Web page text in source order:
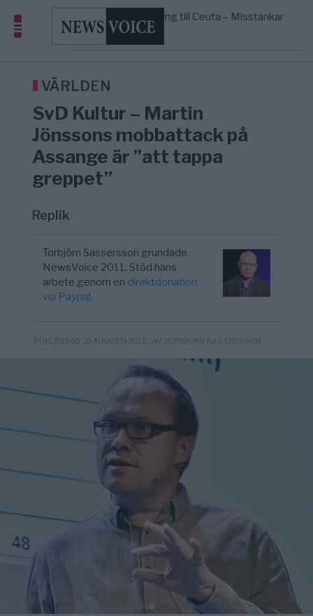
3/8
Massiv anstormning till Ceuta – Misstankar
om amerikansk påverkan
MIDDLE EAST
Pentagon: US Capacity to Fight Iran is
borde avgöra all utrikespolitik
VÄRLDEN
SvD Kultur – Martin
Jönssons mobbattack på
Assange är ”att tappa
greppet”
Replik
Torbjörn Sassersson grundade
NewsVoice 2011. Stöd hans
arbete genom en direktdonation
via Paypal.
PUBLICERAD 20 AUGUSTI 2012 - AV TORBJÖRN SASSERSSON